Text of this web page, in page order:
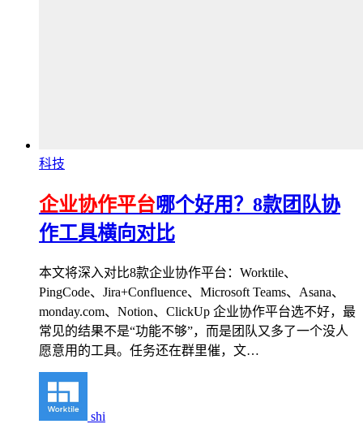
科技
企业协作平台哪个好用？8款团队协
作工具横向对比
本文将深入对比8款企业协作平台：Worktile、
PingCode、Jira+Confluence、Microsoft Teams、Asana、
monday.com、Notion、ClickUp 企业协作平台选不好，最
常见的结果不是“功能不够”，而是团队又多了一个没人
愿意用的工具。任务还在群里催，文…
shi